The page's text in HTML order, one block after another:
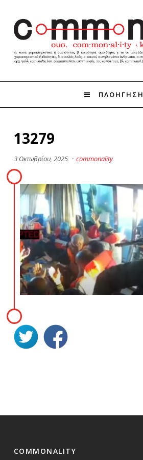
ΠΛΟΗΓΗΣΗ
13279
3 Οκτωβρίου, 2025 · commonality
COMMONALITY